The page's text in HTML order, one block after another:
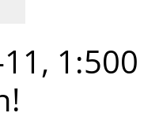
1:500